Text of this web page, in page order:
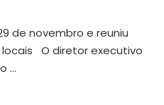
de novembro e reuniu
O diretor executivo
...